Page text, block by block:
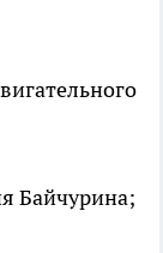
Байчурина;